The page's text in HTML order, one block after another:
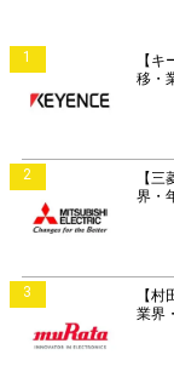
1
【
移・
2
【
界・
3
【
業界